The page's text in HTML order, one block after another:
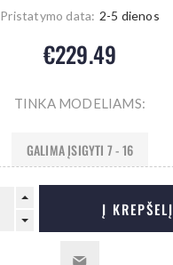
Pristatymo data: 2-5 dienos
€229.49
TINKA MODELIAMS:
GALIMA ĮSIGYTI 7 - 16
Į KREPŠELĮ